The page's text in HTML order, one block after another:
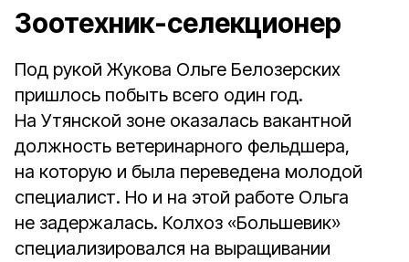
Зоотехник-селекционер
Под рукой Жукова Ольге Белозерских
пришлось побыть всего один год.
На Утянской зоне оказалась вакантной
должность ветеринарного фельдшера,
на которую и была переведена молодой
специалист. Но и на этой работе Ольга
не задержалась. Колхоз «Большевик»
специализировался на выращивании